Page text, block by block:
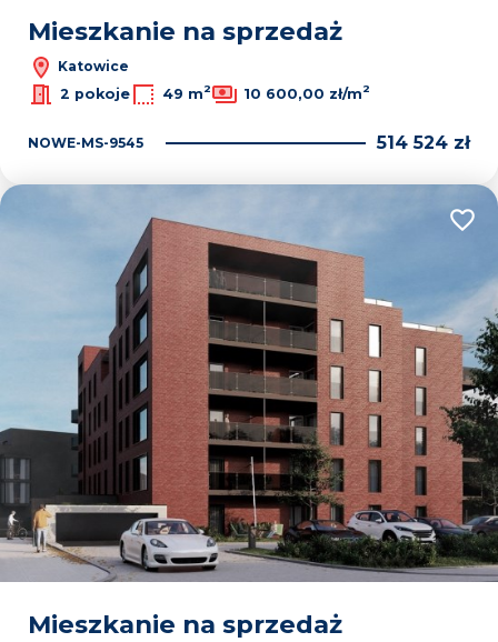
Mieszkanie na sprzedaż
Katowice
2 pokoje
49 m2 10 600,00 zł/m2
NOWE-MS-9545 514 524 zł
Mieszkanie na sprzedaż